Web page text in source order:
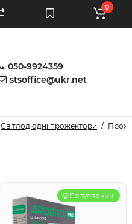
050-9924359
stsoffice@ukr.net
0
Світлодіодні прожектори
Популярний